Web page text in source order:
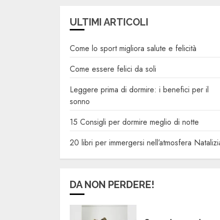
ULTIMI ARTICOLI
Come lo sport migliora salute e felicità
Come essere felici da soli
Leggere prima di dormire: i benefici per il
sonno
15 Consigli per dormire meglio di notte
20 libri per immergersi nell’atmosfera
DA NON PERDERE!